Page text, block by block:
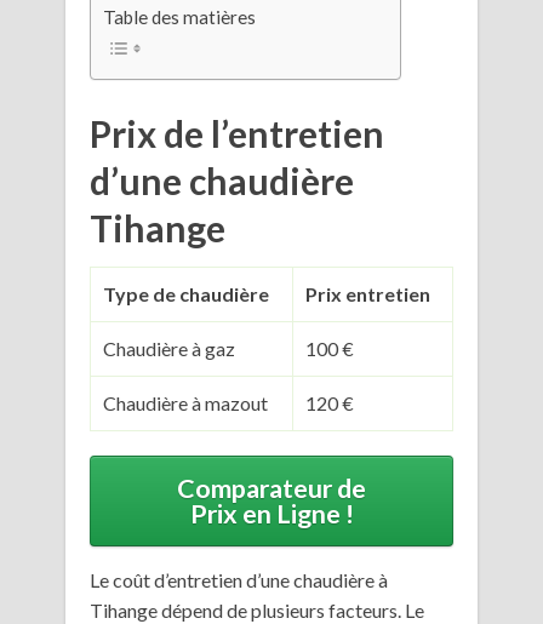
Table des matières
Prix de l’entretien
d’une chaudière
Tihange
Type de chaudière Prix entretien
Chaudière à gaz 100 €
Chaudière à mazout 120 €
Comparateur de
Prix en Ligne !
Le coût d’entretien d’une chaudière à
Tihange dépend de plusieurs facteurs. Le